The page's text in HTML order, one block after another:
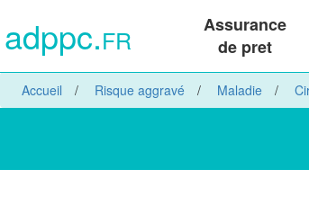
adppc.FR
Assurance
de pret
Accueil Risque aggravé Maladie